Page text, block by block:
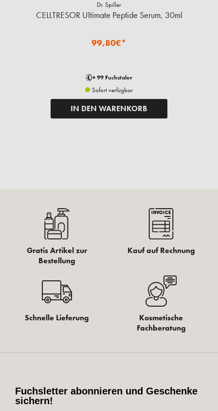
Dr. Spiller
CELLTRESOR Ultimate Peptide Serum, 30ml
99,80€*
+ 99 Fuchstaler
Sofort verfügbar
IN DEN WARENKORB
Gratis Artikel zur
Bestellung
Kauf auf Rechnung
Schnelle Lieferung
Kosmetische
Fachberatung
Fuchsletter abonnieren und Geschenke
sichern!